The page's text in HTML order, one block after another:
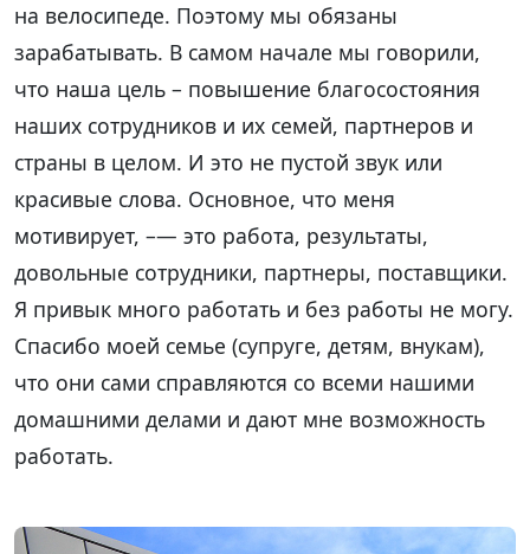
на велосипеде. Поэтому мы обязаны
зарабатывать. В самом начале мы говорили,
что наша цель – повышение благосостояния
наших сотрудников и их семей, партнеров и
страны в целом. И это не пустой звук или
красивые слова. Основное, что меня
мотивирует, –— это работа, результаты,
довольные сотрудники, партнеры, поставщики.
Я привык много работать и без работы не могу.
Спасибо моей семье (супруге, детям, внукам),
что они сами справляются со всеми нашими
домашними делами и дают мне возможность
работать.